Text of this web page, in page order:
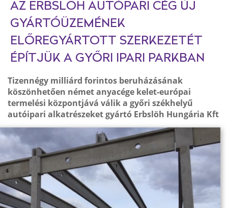
AZ ERBSLÖH AUTÓPARI CÉG ÚJ
GYÁRTÓÜZEMÉNEK
ELŐREGYÁRTOTT SZERKEZETÉT
ÉPÍTJÜK A GYŐRI IPARI PARKBAN
Tizennégy milliárd forintos beruházásának
köszönhetően német anyacége kelet-európai
termelési központjává válik a győri székhelyű
autóipari alkatrészeket gyártó Erbslöh Hungária Kft